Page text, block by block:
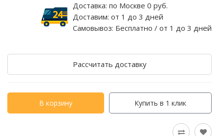
Доставка: по Москве 0 руб.
Доставим: от 1 до 3 дней
Самовывоз: Бесплатно / от 1 до 3 дней
Рассчитать доставку
В корзину Купить в 1 клик